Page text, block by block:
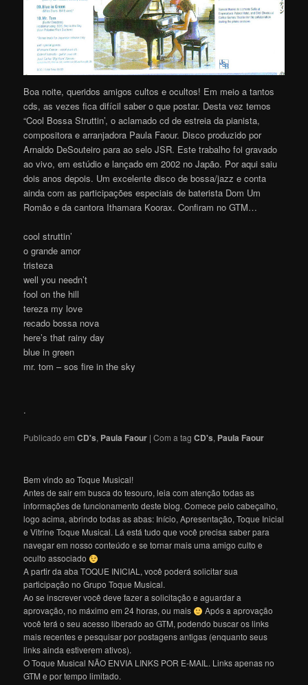
Boa noite, queridos amigos cultos e ocultos! Em meio a tantos
cds, as vezes fica difícil saber o que postar. Desta vez temos
“Cool Bossa Struttin’, o aclamado cd de estreia da pianista,
compositora e arranjadora Paula Faour. Disco produzido por
Arnaldo DeSouteiro para ao selo JSR. Este trabalho foi gravado
ao vivo, em estúdio e lançado em 2002 no Japão. Por aqui saiu
dois anos depois. Um excelente disco de bossa/jazz e conta
ainda com as participações especiais de baterista Dom Um
Romão e da cantora Ithamara Koorax. Confiram no GTM…
cool struttin’
o grande amor
tristeza
well you needn’t
fool on the hill
tereza my love
recado bossa nova
here’s that rainy day
blue in green
mr. tom – sos fire in the sky
.
Publicado em CD's, Paula Faour |Com a tagCD's, Paula Faour
Bem vindo ao Toque Musical!
Antes de sair em busca do tesouro, leia com atenção todas as
informações de funcionamento deste blog. Comece pelo cabeçalho,
logo acima, abrindo todas as abas: Início, Apresentação, Toque Inicial
e Vitrine Toque Musical. Lá está tudo que você precisa saber para
navegar em nosso conteúdo e se tornar mais uma amigo culto e
oculto associado
A partir da aba TOQUE INICIAL, você poderá solicitar sua
participação no Grupo Toque Musical.
Ao se inscrever você deve fazer a solicitação e aguardar a
aprovação, no máximo em 24 horas, ou mais
Após a aprovação
você terá o seu acesso liberado ao GTM, podendo buscar os links
mais recentes e pesquisar por postagens antigas (enquanto seus
links ainda estiverem ativos).
O Toque Musical NÃO ENVIA LINKS POR E-MAIL. Links apenas no
GTM e por tempo limitado.